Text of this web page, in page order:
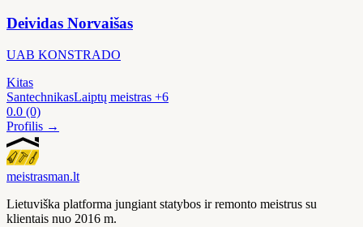
Deividas Norvaišas
UAB KONSTRADO
Kitas
SantechnikasLaiptų meistras +6
0.0 (0)
Profilis →
meistrasman.lt
Lietuviška platforma jungiant statybos ir remonto meistrus su
klientais nuo 2016 m.